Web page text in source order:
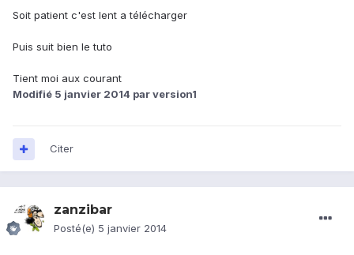
Soit patient c'est lent a télécharger
Puis suit bien le tuto
Tient moi aux courant
Modifié 5 janvier 2014 par version1
Citer
zanzibar
Posté(e) 5 janvier 2014